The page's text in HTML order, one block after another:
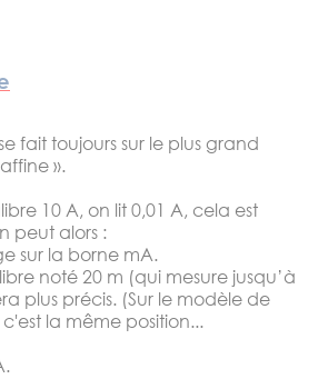
fait toujours sur le plus grand
».
10 A, on lit 0,01 A, cela est
peut alors :
sur la borne mA.
noté 20 m (qui mesure jusqu’à
plus précis. (Sur le modèle de
la même position...